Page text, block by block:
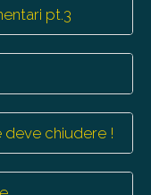
pt.3
deve chiudere !